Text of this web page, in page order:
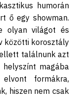
humorán
ő egy showman.
olyan világot és
közötti korosztály
találnunk azt
magába
formákra,
hiszen nem csak